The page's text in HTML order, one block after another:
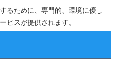
るために、専門的、環境に優し
ビスが提供されます。